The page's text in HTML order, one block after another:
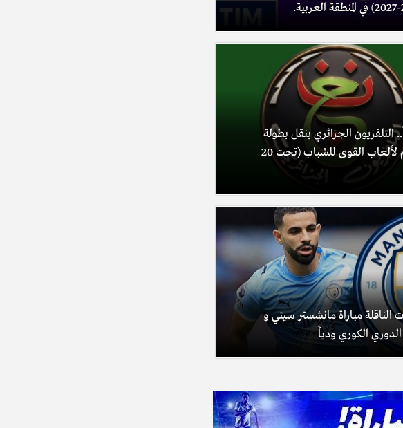
التلفزيون الجزائري ينقل بطولة
العالم لألعاب القوى للشباب (تحت 20
الناقلة مباراة مانشستر سيتي و
الكوري ودياً